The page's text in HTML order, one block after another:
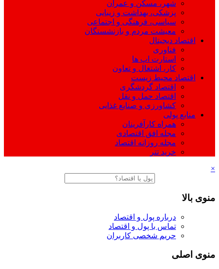
شهر، مسکن و عمران
پزشکی، بهداشت و زیبایی
سیاسی، فرهنگی و اجتماعی
معیشت مردم و بازنشستگان
اقتصاد دیجیتال
فناوری
استارت اپ ها
کار، اشتغال و تعاون
اقتصاد محیط زیست
اقتصاد گردشگری
اقتصاد حمل و نقل
کشاورزی و صنایع غذایی
منابع پولی
همراه کارآفرینان
مجله افق اقتصادی
مجله روزانه اقتصاد
خرید تتر
×
منوی بالا
درباره پول و اقتصاد
تماس با پول و اقتصاد
حریم شخصی کاربران
منوی اصلی